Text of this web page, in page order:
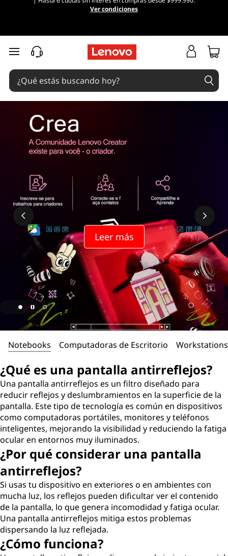
Ver condiciones
Ir al contenido principal
Leer más
Notebooks Computadoras de Escritorio Workstations
¿Qué es una pantalla antirreflejos?
Una pantalla antirreflejos es un filtro diseñado para
reducir reflejos y deslumbramientos en la superficie de la
pantalla. Este tipo de tecnología es común en dispositivos
como computadoras portátiles, monitores y teléfonos
inteligentes, mejorando la visibilidad y reduciendo la fatiga
ocular en entornos muy iluminados.
¿Por qué considerar una pantalla
antirreflejos?
Si usas tu dispositivo en exteriores o en ambientes con
mucha luz, los reflejos pueden dificultar ver el contenido
de la pantalla, lo que genera incomodidad y fatiga ocular.
Una pantalla antirreflejos mitiga estos problemas
dispersando la luz reflejada.
¿Cómo funciona?